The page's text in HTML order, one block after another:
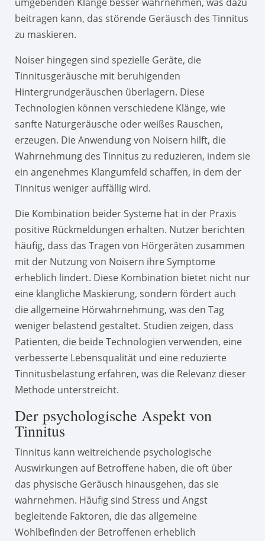
beitragen kann, das störende Geräusch des Tinnitus
zu maskieren.
Noiser hingegen sind spezielle Geräte, die
Tinnitusgeräusche mit beruhigenden
Hintergrundgeräuschen überlagern. Diese
Technologien können verschiedene Klänge, wie
sanfte Naturgeräusche oder weißes Rauschen,
erzeugen. Die Anwendung von Noisern hilft, die
Wahrnehmung des Tinnitus zu reduzieren, indem sie
ein angenehmes Klangumfeld schaffen, in dem der
Tinnitus weniger auffällig wird.
Die Kombination beider Systeme hat in der Praxis
positive Rückmeldungen erhalten. Nutzer berichten
häufig, dass das Tragen von Hörgeräten zusammen
mit der Nutzung von Noisern ihre Symptome
erheblich lindert. Diese Kombination bietet nicht nur
eine klangliche Maskierung, sondern fördert auch
die allgemeine Hörwahrnehmung, was den Tag
weniger belastend gestaltet. Studien zeigen, dass
Patienten, die beide Technologien verwenden, eine
verbesserte Lebensqualität und eine reduzierte
Tinnitusbelastung erfahren, was die Relevanz dieser
Methode unterstreicht.
Der psychologische Aspekt von
Tinnitus
Tinnitus kann weitreichende psychologische
Auswirkungen auf Betroffene haben, die oft über
das physische Geräusch hinausgehen, das sie
wahrnehmen. Häufig sind Stress und Angst
begleitende Faktoren, die das allgemeine
Wohlbefinden der Betroffenen erheblich